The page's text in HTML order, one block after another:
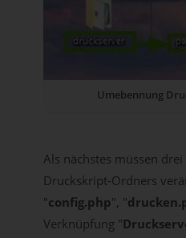
Umebennung
Als nächstes müssen
Druckskript-Ordners
"config.php", "
Verknüpfung "